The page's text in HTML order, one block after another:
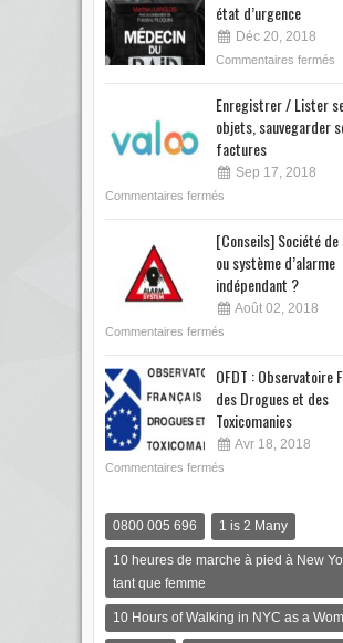
état d’urgence
Déc 20, 2018
Commentaires fermés
Enregistrer / Lister
objets, sauvegarder
factures
Sep 17, 2018
Commentaires fermés
[Conseils] Société
ou système d’alarme
indépendant ?
Août 02, 2018
Commentaires fermés
OFDT : Observatoire
des Drogues et des
Toxicomanies
Avr 18, 2018
Commentaires fermés
0800 005 696 1 is 2 Many
10 heures de marche à pied à New
tant que femme
10 Hours of Walking in NYC as a